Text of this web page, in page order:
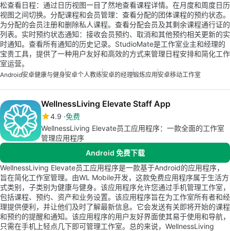
松查看日程：通过日历视图一目了然地查看课程详情。在月度和周度日历
视图之间切换。分配课程和会员管理：查看分配的团体课程的预约状态。
为分配的会员注册和删除私人课程。查看分配会员及其剩余课程通行证的
列表。实时预约状态通知：接收会员预约、取消和其他预约相关更新的实
时通知。查看所有通知的历史记录。StudioMate是工作室业主和经理的
宝贵工具，提供了一种用户友好和高效的方式来管理日程安排和简化工作
室运营。
Android安卓健康与健身安卓个人教练安卓的经理锻炼应用安卓移动工作室
WellnessLiving Elevate Staff App
4.9 免费
WellnessLiving Elevate员工应用程序：一款全面的工作室
管理应用程序
Android 免费下载
WellnessLiving Elevate员工应用程序是一款基于Android的应用程序，
旨在简化工作室管理。由WL Mobile开发，这款免费应用程序属于生活方
式类别，子类别为健康与健身。该应用程序允许您通过手机管理工作室，
包括课程、预约、资产和业务设置。该应用程序旨在为工作室所有者和经
理提供便利，并让他们及时了解最新信息。它会发送有关即将开始的课程
和预约的提醒和通知。该应用程序的用户友好界面使其易于使用和导航，
只需在手机上轻点几下即可管理工作室。总的来说，WellnessLiving